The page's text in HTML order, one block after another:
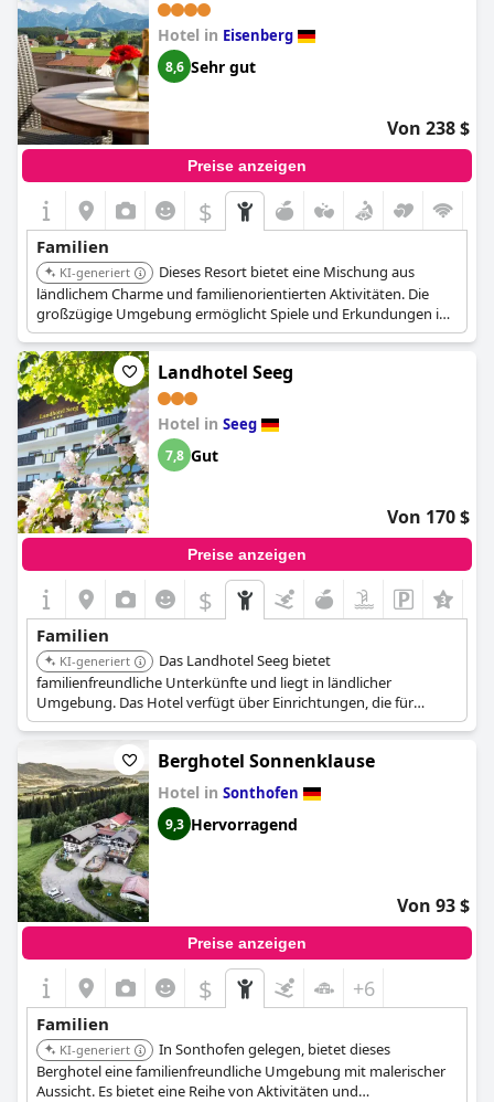
Hotel in Eisenberg
8,6 Sehr gut
Von 238 $
Preise anzeigen
$
Familien
KI-generiert
Dieses Resort bietet eine Mischung aus
ländlichem Charme und familienorientierten Aktivitäten. Die
großzügige Umgebung ermöglicht Spiele und Erkundungen im
Freien, wodurch es sich für Familien eignet, die einen aktiven
Urlaub suchen.
Landhotel Seeg
Hotel in Seeg
7,8 Gut
Von 170 $
Preise anzeigen
$
Familien
KI-generiert
Das Landhotel Seeg bietet
familienfreundliche Unterkünfte und liegt in ländlicher
Umgebung. Das Hotel verfügt über Einrichtungen, die für
Kinder geeignet sind.
Berghotel Sonnenklause
Hotel in Sonthofen
9,3 Hervorragend
Von 93 $
Preise anzeigen
$ +6
Familien
KI-generiert
In Sonthofen gelegen, bietet dieses
Berghotel eine familienfreundliche Umgebung mit malerischer
Aussicht. Es bietet eine Reihe von Aktivitäten und